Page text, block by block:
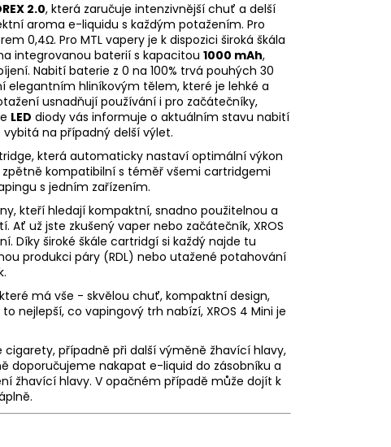
2.0, která zaručuje intenzivnější chuť a delší
aroma e-liquidu s každým potažením. Pro
0,4Ω. Pro MTL vapery je k dispozici široká škála
integrovanou baterií s kapacitou 1000 mAh,
Nabitíbaterie z 0 na 100% trvá pouhých 30
elegantním hliníkovým tělem, které je lehké a
usnadňují používání i pro začátečníky,
LED diody vás informuje o aktuálním stavu nabití
na případný delší výlet.
která automaticky nastaví optimální výkon
kompatibilní s téměř všemi cartridgemi
s jedním zařízením.
kteří hledají kompaktní, snadno použitelnou a
už jste zkušený vaper nebo začátečník, XROS
Díky široké škále cartridgí si každý najde tu
produkci páry (RDL) nebo utažené potahování
má vše - skvělou chuť, kompaktní design,
nejlepší, co vapingový trh nabízí, XROS 4 Mini je
případně při další výměně žhavící hlavy,
doporučujeme nakapat e-liquid do zásobníku a
žhavící hlavy. V opačném případě může dojít k